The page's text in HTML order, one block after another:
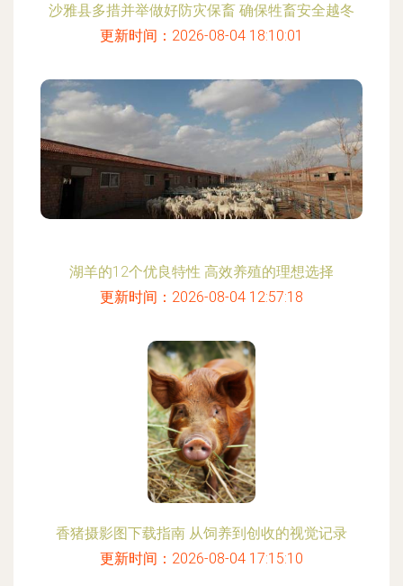
沙雅县多措并举做好防灾保畜 确保牲畜安全越冬
更新时间：2026-08-04 18:10:01
湖羊的12个优良特性 高效养殖的理想选择
更新时间：2026-08-04 12:57:18
香猪摄影图下载指南 从饲养到创收的视觉记录
更新时间：2026-08-04 17:15:10